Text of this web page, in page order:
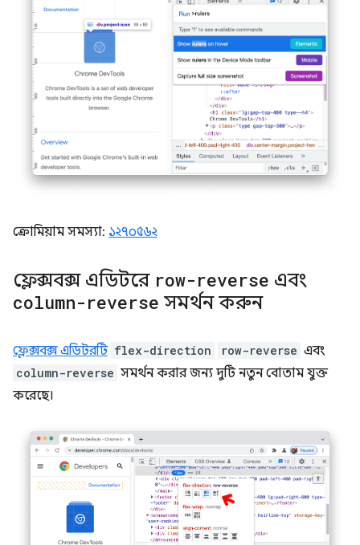
ক্রোমিয়াম সমস্যা: ১২৭০৫৬২
ফ্লেক্সবক্স এডিটরে row-reverse এবং
column-reverse সমর্থন করুন
ফ্লেক্সবক্স এডিটরটি flex-direction row-reverse এবং
column-reverse সমর্থন করার জন্য দুটি নতুন বোতাম যুক্ত
করেছে।